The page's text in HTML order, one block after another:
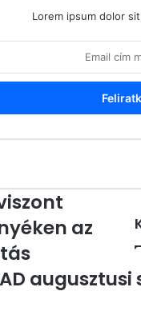
Lorem ipsum dolor
az
augusztusi